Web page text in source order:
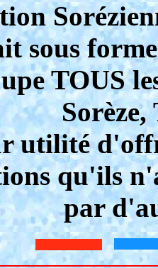
sous
TOUS
utilité
qu'ils
par